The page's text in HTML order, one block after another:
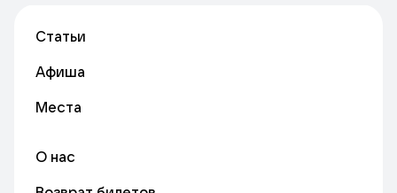
Статьи
Афиша
Места
О нас